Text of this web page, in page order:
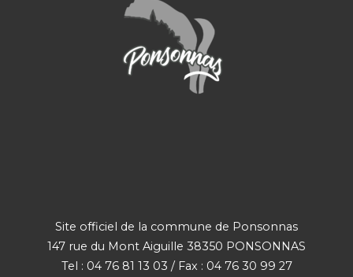
Site officiel de la commune de Ponsonnas
147 rue du Mont Aiguille 38350 PONSONNAS
Tel : 04 76 81 13 03 / Fax : 04 76 30 99 27